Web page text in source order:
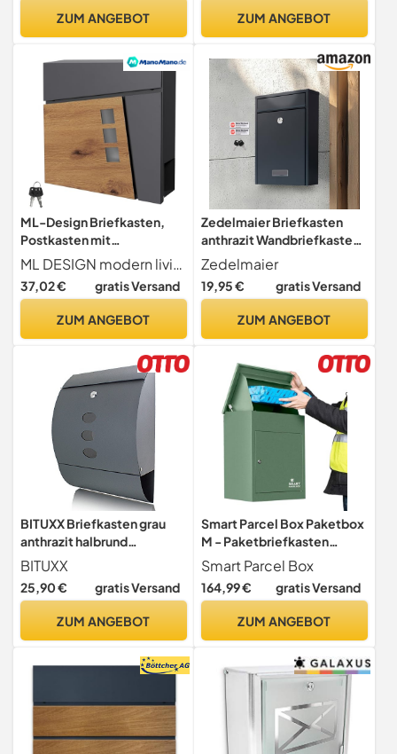
ZUM ANGEBOT ZUM ANGEBOT
ML-Design Briefkasten,
Postkasten mit
Zeitungsfach, 37x37x11 cm
Anthrazit/Holzoptik aus
Stahl, Abschließbar mit 2
Wandbriefkasten mit
ML DESIGN modern living
37,02 € gratis Versand
ZUM ANGEBOT
Zedelmaier Briefkasten
anthrazit Wandbriefkasten
mit Schloss Briefkasten
inkl. 2 Schlüssel passend für
DIN B5 Umschlag (anthrazit
Zedelmaier
19,95 € gratis Versand
ZUM ANGEBOT
BITUXX Briefkasten grau
anthrazit halbrund
Postbriefkasten
Wandbriefkasten
Zeitungsfach
BITUXX
25,90 € gratis Versand
ZUM ANGEBOT
Smart Parcel Box Paketbox
M - Paketbriefkasten
wetterfest, grün
Smart Parcel Box
164,99 € gratis Versand
ZUM ANGEBOT